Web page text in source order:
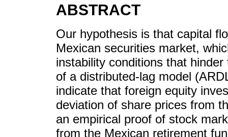
ABSTRACT
Our hypothesis is that capital
Mexican securities market,
instability conditions that
of a distributed-lag model
indicate that foreign equity
deviation of share prices from
an empirical proof of stock
from the Mexican retirement